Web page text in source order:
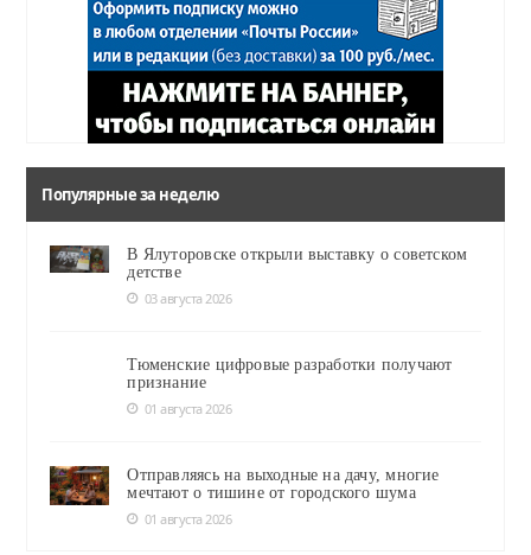
Популярные за неделю
В Ялуторовске открыли выставку о советском
детстве
03 августа 2026
Тюменские цифровые разработки получают
признание
01 августа 2026
Отправляясь на выходные на дачу, многие
мечтают о тишине от городского шума
01 августа 2026